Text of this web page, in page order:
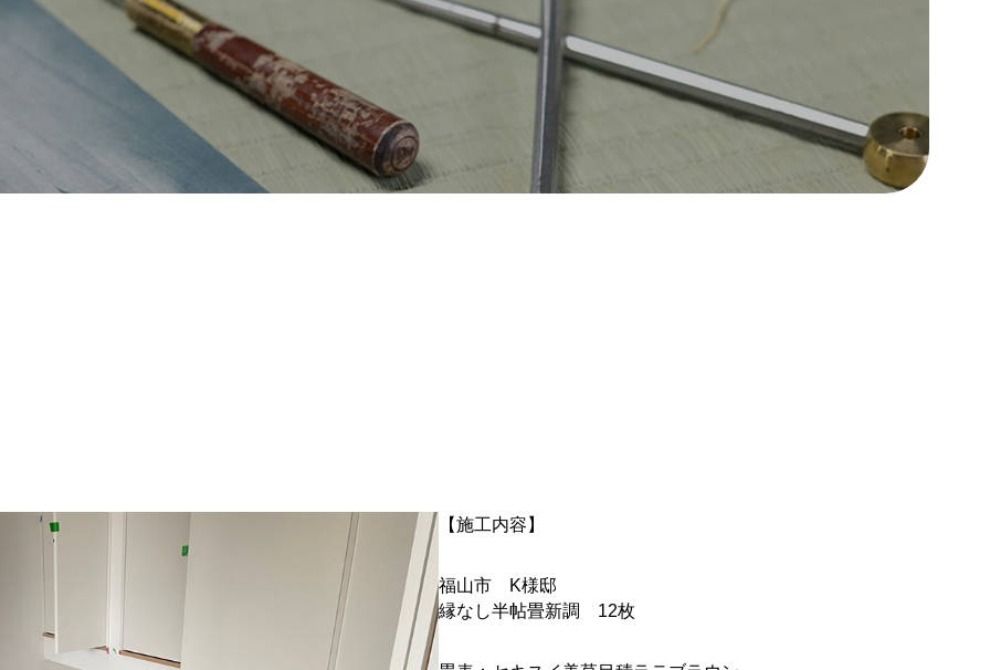
【施工内容】
福山市 K様邸
縁なし半帖畳新調 12枚